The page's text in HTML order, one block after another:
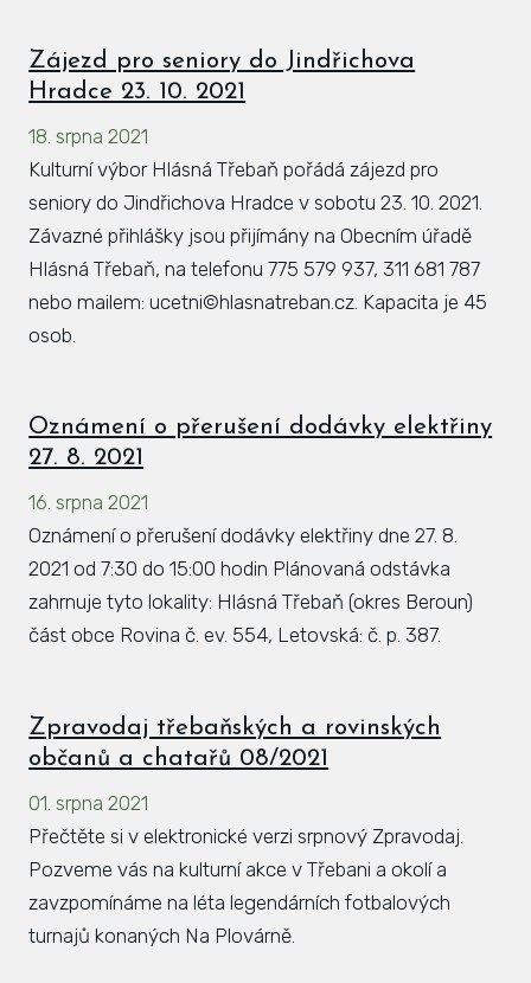
Zájezd pro seniory do Jindřichova
Hradce 23. 10. 2021
18. srpna 2021
Kulturní výbor Hlásná Třebaň pořádá zájezd pro
seniory do Jindřichova Hradce v sobotu 23. 10. 2021.
Závazné přihlášky jsou přijímány na Obecním úřadě
Hlásná Třebaň, na telefonu 775 579 937, 311 681 787
nebo mailem: ucetni©hlasnatreban.cz. Kapacita je 45
osob.
Oznámení o přerušení dodávky elektřiny
27. 8. 2021
16. srpna 2021
Oznámení o přerušení dodávky elektřiny dne 27. 8.
2021 od 7:30 do 15:00 hodin Plánovaná odstávka
zahrnuje tyto lokality: Hlásná Třebaň (okres Beroun)
část obce Rovina č. ev. 554, Letovská: č. p. 387.
Zpravodaj třebaňských a rovinských
občanů a chatařů 08/2021
01. srpna 2021
Přečtěte si v elektronické verzi srpnový Zpravodaj.
Pozveme vás na kulturní akce v Třebani a okolí a
zavzpomínáme na léta legendárních fotbalových
turnajů konaných Na Plovárně.